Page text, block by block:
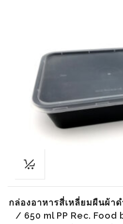
กล่องอาหารสี่เหลี่ยมผืนผ้า
/ 650 ml PP Rec.